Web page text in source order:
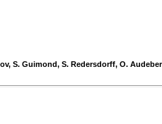
S. Guimond, S. Redersdorff, O.